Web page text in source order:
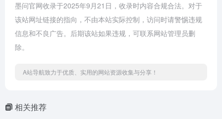
墨问官网收录于2025年9月21日，收录时内容合规合法。对于
该站网址链接的指向，不由本站实际控制，访问时请警惕违规
信息和不良广告。后期该站如果违规，可联系网站管理员删
除。
A站导航致力于优质、实用的网站资源收集与分享！
相关推荐